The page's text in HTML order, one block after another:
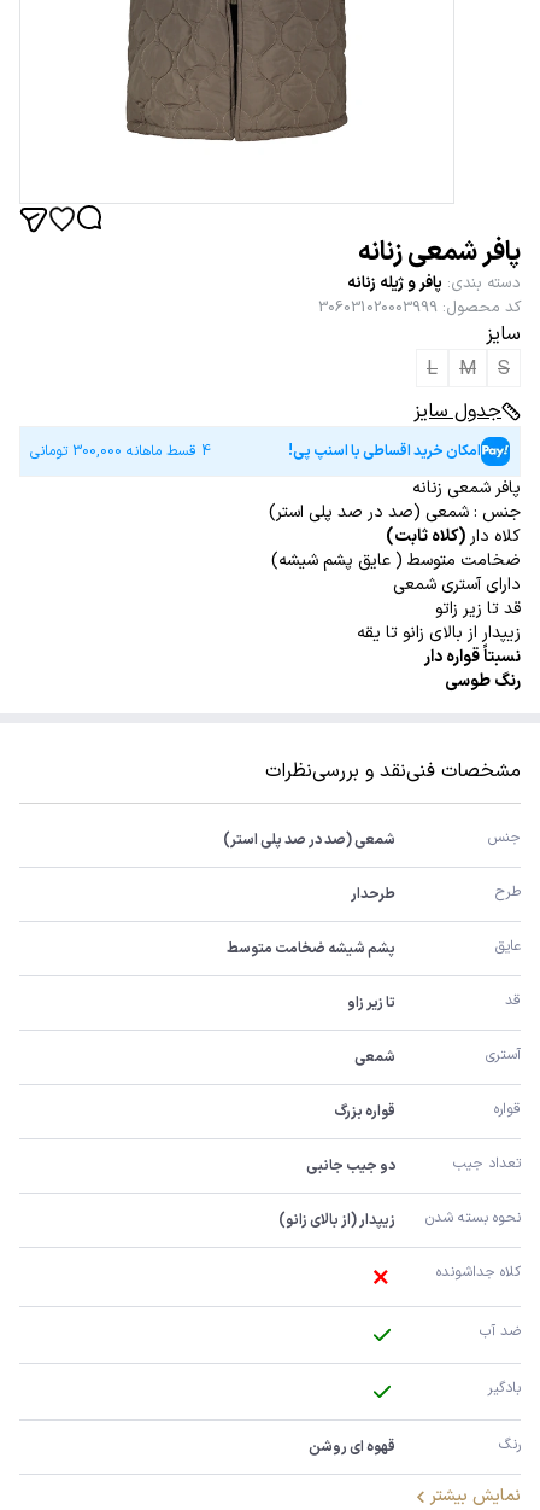
پافر شمعی زنانه
دسته بندی: پافر و ژیله زنانه
کد محصول:
306031020003999
سایز
S
M
L
جدول سایز
امکان خرید اقساطی با اسنپ پی! 4 قسط ماهانه 300,000 تومانی
پافر شمعی زنانه
جنس : شمعی (صد در صد پلی استر)
کلاه دار (کلاه ثابت)
ضخامت متوسط ( عایق پشم شیشه)
دارای آستری شمعی
قد تا زیر زاتو
زیپدار از بالای زانو تا یقه
نسبتاً قواره دار
رنگ طوسی
مشخصات فنینقد و بررسینظرات
جنس شمعی (صد در صد پلی استر)
طرح طرحدار
عایق پشم شیشه ضخامت متوسط
قد تا زیر زاو
آستری شمعی
قواره قواره بزرگ
تعداد جیب دو جیب جانبی
نحوه بسته شدن زیپدار (از بالای زانو)
کلاه جداشونده
ضد آب
بادگیر
رنگ قهوه ای روشن
نمایش بیشتر